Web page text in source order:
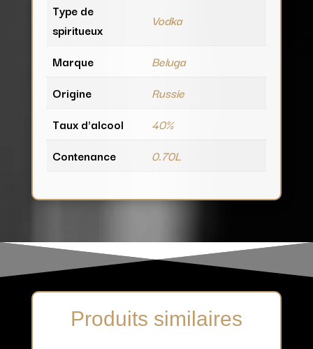
Type de
spiritueux
Vodka
Marque
Beluga
Origine
Russie
Taux d'alcool
40%
Contenance
0.70L
Produits similaires